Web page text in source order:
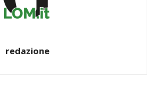
redazione